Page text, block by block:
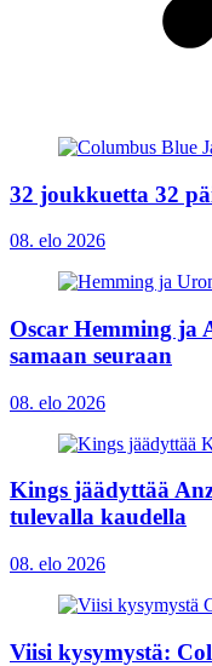
32 joukkuetta 32
08. elo 2026
Oscar Hemming ja
samaan seuraan
08. elo 2026
Kings jäädyttää
tulevalla kaudella
08. elo 2026
Viisi kysymystä: